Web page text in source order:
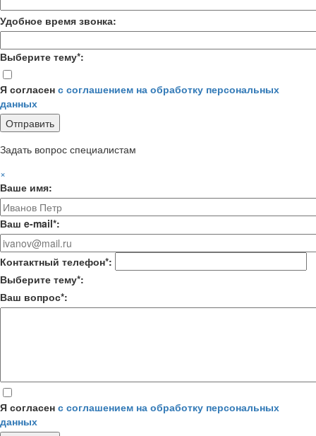
Удобное время звонка:
Выберите тему*:
Я согласен с соглашением на обработку персональных
данных
Задать вопрос специалистам
×
Ваше имя:
Ваш e-mail*:
Контактный телефон*:
Выберите тему*:
Ваш вопрос*:
Я согласен с соглашением на обработку персональных
данных